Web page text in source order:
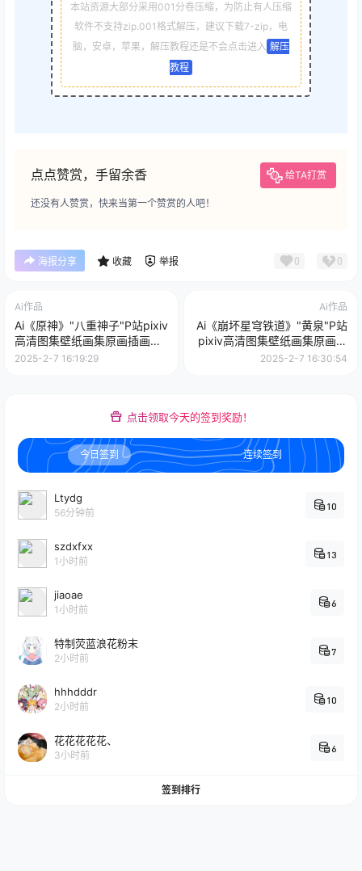
本站资源大部分采用001分卷压缩，为防止有人压缩
软件不支持zip.001格式解压，建议下载7-zip，电
脑，安卓，苹果，解压教程还是不会点击进入 解压
教程
点点赞赏，手留余香 给TA打赏
还没有人赞赏，快来当第一个赞赏的人吧！
海报分享 收藏 举报 0 0
Ai作品
Ai《原神》"八重神子"P站pixiv
高清图集壁纸画集原画插画美
术图片素材
2025-2-7 16:19:29
Ai作品
Ai《崩坏星穹铁道》"黄泉"P站
pixiv高清图集壁纸画集原画插
画美术图片素材
2025-2-7 16:30:54
点击领取今天的签到奖励！
今日签到 连续签到
Ltydg
56分钟前
10
szdxfxx
1小时前
13
jiaoae
1小时前
6
特制荧蓝浪花粉末
2小时前
7
hhhdddr
2小时前
10
花花花花花、
3小时前
6
签到排行